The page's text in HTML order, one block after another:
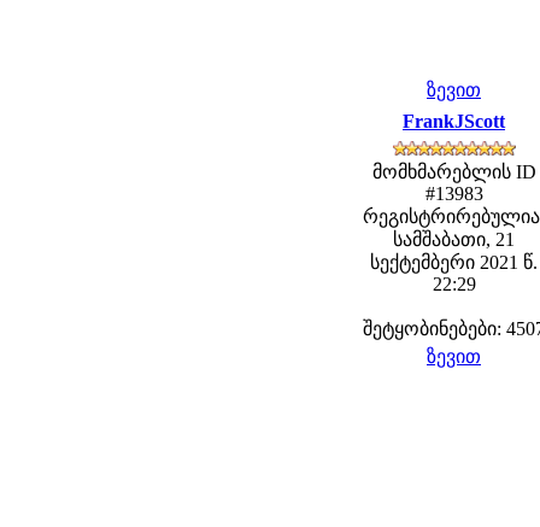
ზევით
FrankJScott
მომხმარებლის ID
#13983
სამშაბათი, 21
სექტემბერი 2021 წ.
22:29
შეტყობინებები:
ზევით